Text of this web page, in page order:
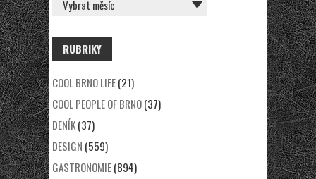
RUBRIKY
COOL BRNO LIFE(21)
COOL PEOPLE OF BRNO(37)
DENÍK(37)
DESIGN (559)
GASTRONOMIE(894)